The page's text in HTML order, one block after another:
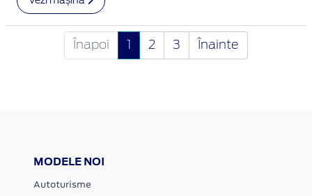
Înapoi 2 3 Înainte
MODELE NOI
Autoturisme